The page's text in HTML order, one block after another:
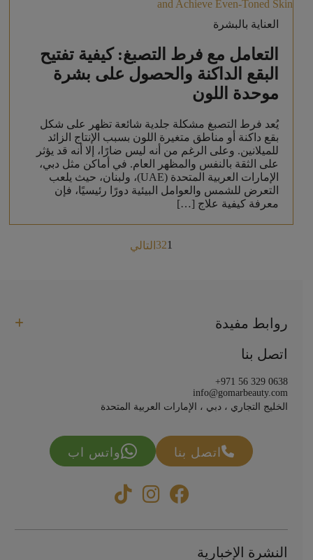
العناية بالبشرة
التعامل مع فرط التصبغ: كيفية تفتيح
البقع الداكنة والحصول على بشرة
موحدة اللون
يُعد فرط التصبغ مشكلة جلدية شائعة تظهر على شكل
بقع داكنة أو مناطق متغيرة اللون بسبب الإنتاج الزائد
للميلانين. وعلى الرغم من أنه ليس ضارًا، إلا أنه قد يؤثر
على الثقة بالنفس والمظهر العام. في أماكن مثل دبي،
الإمارات العربية المتحدة (UAE)، ولبنان، حيث يلعب
التعرض للشمس والعوامل البيئية دورًا رئيسيًا، فإن
معرفة كيفية علاج […]
Posts
1
2
3 التالي
روابط مفيدة
اتصل بنا
+971 56 329 0638
info@gomarbeauty.com
الخليج التجاري ، دبي ، الإمارات العربية المتحدة
اتصل بنا واتس اب
النشرة الإخبارية